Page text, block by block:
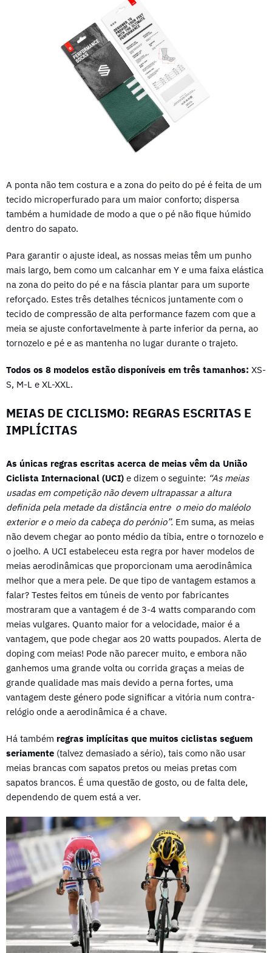
A ponta não tem costura e a zona do peito do pé é feita de um
tecido microperfurado para um maior conforto; dispersa
também a humidade de modo a que o pé não fique húmido
dentro do sapato.
Para garantir o ajuste ideal, as nossas meias têm um punho
mais largo, bem como um calcanhar em Y e uma faixa elástica
na zona do peito do pé e na fáscia plantar para um suporte
reforçado. Estes três detalhes técnicos juntamente com o
tecido de compressão de alta performance fazem com que a
meia se ajuste confortavelmente à parte inferior da perna, ao
tornozelo e pé e as mantenha no lugar durante o trajeto.
Todos os 8 modelos estão disponíveis em três tamanhos: XS-
S, M-L e XL-XXL.
MEIAS DE CICLISMO: REGRAS ESCRITAS E
IMPLÍCITAS
As únicas regras escritas acerca de meias vêm da União
Ciclista Internacional (UCI) e dizem o seguinte: “As meias
usadas em competição não devem ultrapassar a altura
definida pela metade da distância entre o meio do maléolo
exterior e o meio da cabeça do perónio”. Em suma, as meias
não devem chegar ao ponto médio da tíbia, entre o tornozelo e
o joelho. A UCI estabeleceu esta regra por haver modelos de
meias aerodinâmicas que proporcionam uma aerodinâmica
melhor que a mera pele. De que tipo de vantagem estamos a
falar? Testes feitos em túneis de vento por fabricantes
mostraram que a vantagem é de 3-4 watts comparando com
meias vulgares. Quanto maior for a velocidade, maior é a
vantagem, que pode chegar aos 20 watts poupados. Alerta de
doping com meias! Pode não parecer muito, e embora não
ganhemos uma grande volta ou corrida graças a meias de
grande qualidade mas mais devido a perna fortes, uma
vantagem deste género pode significar a vitória num contra-
relógio onde a aerodinâmica é a chave.
Há também regras implícitas que muitos ciclistas seguem
seriamente (talvez demasiado a sério), tais como não usar
meias brancas com sapatos pretos ou meias pretas com
sapatos brancos. É uma questão de gosto, ou de falta dele,
dependendo de quem está a ver.